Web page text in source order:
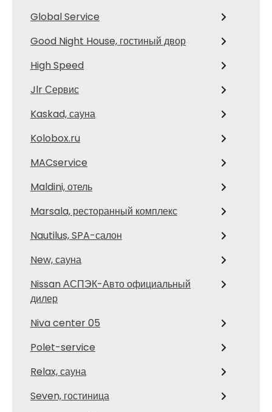
Global Service
Good Night House, гостиный двор
High Speed
Jlr Сервис
Kaskad, сауна
Kolobox.ru
MACservice
Maldini, отель
Marsala, ресторанный комплекс
Nautilus, SPA-салон
New, сауна
Nissan АСПЭК-Авто официальный
дилер
Niva center 05
Polet-service
Relax, сауна
Seven, гостиница